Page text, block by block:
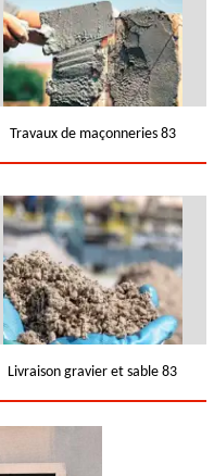
Travaux de maçonneries 83
Livraison gravier et sable 83